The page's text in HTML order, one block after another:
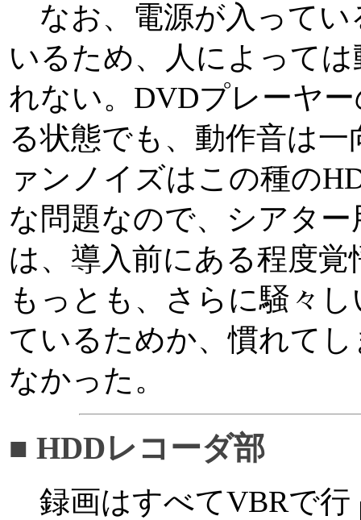
なお、電源が入ってい
いるため、人によって
れない。DVDプレーヤ
る状態でも、動作音は
ァンノイズはこの種の
な問題なので、シアタ
は、導入前にある程度
もっとも、さらに騒々
ているためか、慣れて
なかった。
■ HDDレコーダ部
録画はすべてVBRで行